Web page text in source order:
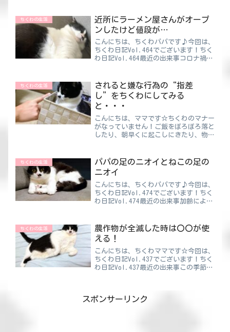
「病院の領収書がない」どこを探しても
見つからないんですね。なんで...
ちくわの生活
近所にラーメン屋さんがオープ
ンしたけど値段が…
こんにちは、ちくわパパです♪今回は、
ちくわ日記Vol.464でございます！ちく
わ日記Vol.464最近の出来事コロナ禍の
今の景気の悪さって結局何が原因なんだ
ろう🤔素人す...
ちくわの生活
されると嫌な行為の“指差
し”をちくわにしてみる
と・・・
こんにちは、ママです☆ちくわのマナー
がなっていません！ご飯をぽろぽろ落と
したり、朝早くに起こしにきたり、物を
いる姿を想像したら😍ぜひ授業参観に
行ってみたいものです。家庭...
ちくわの生活
パパの足のニオイとねこの足の
ニオイ
こんにちは、ちくわパパです♪今回は、
ちくわ日記Vol.474でございます！ちく
わ日記Vol.474最近の出来事加齢による
当時シューズのニオイは全然きつくあり
ませんでした（...
ちくわの生活
農作物が全滅した時は〇〇が使
える！
こんにちは、ちくわママです☆今回は、
ちくわ日記Vol.437でございます！ちく
わ日記Vol.437最近の出来事この季節っ
路が冠水した...
スポンサーリンク